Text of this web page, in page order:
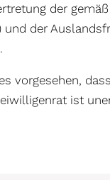
der
und der
vorgesehen,
ist